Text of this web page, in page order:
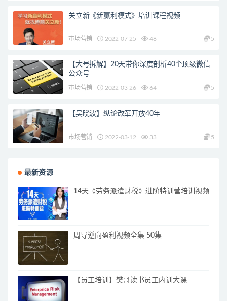
关立新《新赢利模式》培训课程视频
市场营销 2022-07-25 48 5
【大号拆解】20天带你深度剖析40个顶级微信
公众号
市场营销 2022-03-26 64 5
【吴晓波】纵论改革开放40年
市场营销 2022-03-12 33 5
最新资源
14天《劳务派遣财税》进阶特训营培训视频
周导逆向盈利视频全集 50集
【员工培训】樊哥读书员工内训大课